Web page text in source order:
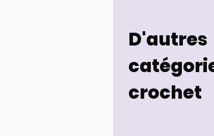
D'autres
crochet